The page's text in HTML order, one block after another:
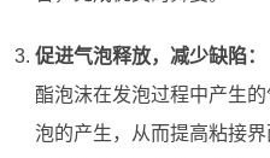
促进气泡释放，减少缺陷：
酯泡沫在发泡过程中产生
泡的产生，从而提高粘接